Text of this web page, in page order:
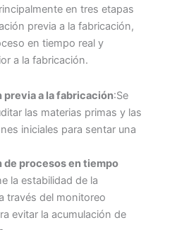
en tres etapas
previa a la fabricación,
en tiempo real y
a la fabricación.
previa a la fabricación:Se
las materias primas y las
iniciales para sentar una
de procesos en tiempo
la estabilidad de la
través del monitoreo
evitar la acumulación de